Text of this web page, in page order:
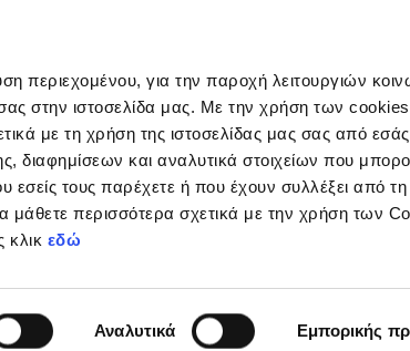
περιεχομένου, για την παροχή λειτουργιών
στην ιστοσελίδα μας. Με την χρήση των cookies
με τη χρήση της ιστοσελίδας μας σας από
διαφημίσεων και αναλυτικά στοιχείων που
τους παρέχετε ή που έχουν συλλέξει από
περισσότερα σχετικά με την χρήση των
κλικ εδώ
Αναλυτικά Εμπορικής